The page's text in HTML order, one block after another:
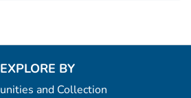
EXPLORE BY
and Collection